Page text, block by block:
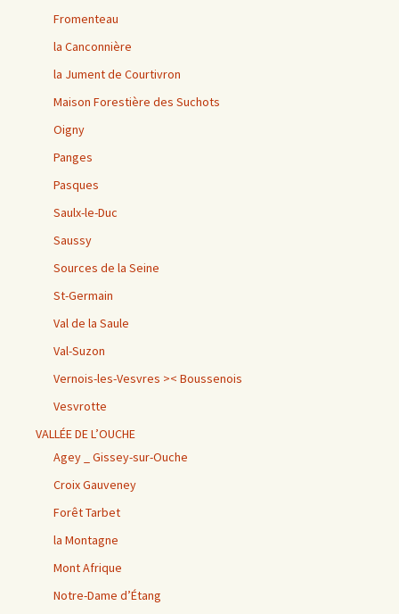
Fromenteau
la Canconnière
la Jument de Courtivron
Maison Forestière des Suchots
Oigny
Panges
Pasques
Saulx-le-Duc
Saussy
Sources de la Seine
St-Germain
Val de la Saule
Val-Suzon
Vernois-les-Vesvres >< Boussenois
Vesvrotte
VALLÉE DE L’OUCHE
Agey _ Gissey-sur-Ouche
Croix Gauveney
Forêt Tarbet
la Montagne
Mont Afrique
Notre-Dame d’Étang